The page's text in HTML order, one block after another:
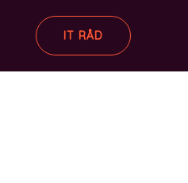
IT RÅD